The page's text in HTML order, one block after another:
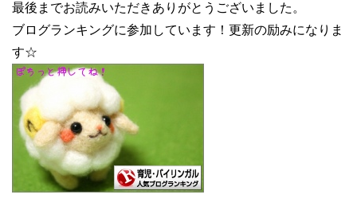
最後までお読みいただきありがとうございました。
ブログランキングに参加しています！更新の励みになりま
す☆